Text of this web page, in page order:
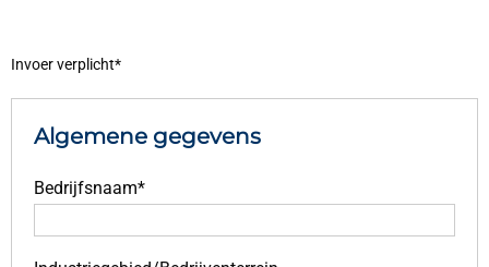
Invoer verplicht*
Algemene gegevens
Bedrijfsnaam*